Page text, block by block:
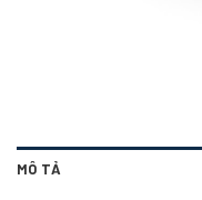
MÔ TẢ